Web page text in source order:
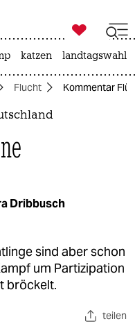

taz zahl ich
katzen landtagswahl
Flucht Kommentar
Dribbusch
sind aber schon
um Partizipation
bröckelt.
teilen